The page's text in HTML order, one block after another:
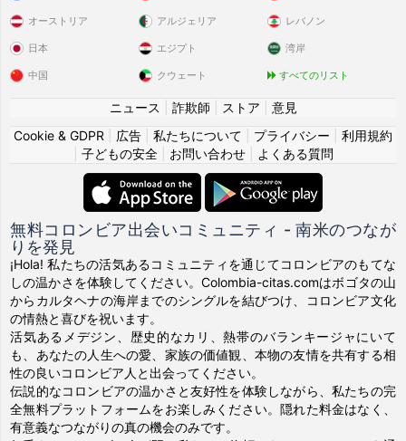
オーストリア
日本
中国
アルジェリア
エジプト
クウェート
レバノン
湾岸
すべてのリスト
ニュース 詐欺師 ストア
意見
Cookie & GDPR
広告 私たちについて プライバシー
利用規約
子どもの安全| お問い合わせ| よくある質問
無料コロンビア出会いコミュニティ - 南米のつなが
りを発見
¡Hola! 私たちの活気あるコミュニティを通じてコロンビアのもてな
しの温かさを体験してください。Colombia-citas.comはボゴタの山
からカルタヘナの海岸までのシングルを結びつけ、コロンビア文化
の情熱と喜びを祝います。
活気あるメデジン、歴史的なカリ、熱帯のバランキージャにいて
も、あなたの人生への愛、家族の価値観、本物の友情を共有する相
性の良いコロンビア人と出会ってください。
伝説的なコロンビアの温かさと友好性を体験しながら、私たちの完
全無料プラットフォームをお楽しみください。隠れた料金はなく、
有意義なつながりの真の機会のみです。